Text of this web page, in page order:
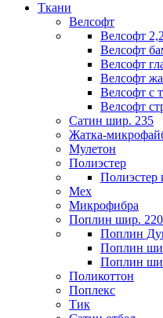
Ткани
Велсофт
Велсофт 2,2
Велсофт
Велсофт
Велсофт
Велсофт с
Велсофт
Сатин шир. 235
Жатка-
Мулетон
Полиэстер
Полиэстер
Мех
Микрофибра
Поплин шир. 220
Поплин
Поплин
Поплин
Поликоттон
Поплекс
Тик